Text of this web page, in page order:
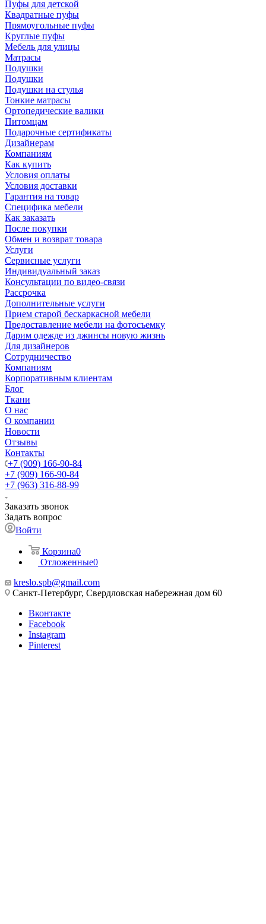
Пуфы для детской
Квадратные пуфы
Прямоугольные пуфы
Круглые пуфы
Мебель для улицы
Матрасы
Подушки
Подушки
Подушки на стулья
Тонкие матрасы
Ортопедические валики
Питомцам
Подарочные сертификаты
Дизайнерам
Компаниям
Как купить
Условия оплаты
Условия доставки
Гарантия на товар
Специфика мебели
Как заказать
После покупки
Обмен и возврат товара
Услуги
Сервисные услуги
Индивидуальный заказ
Консультации по видео-связи
Рассрочка
Дополнительные услуги
Прием старой бескаркасной мебели
Предоставление мебели на фотосъемку
Дарим одежде из джинсы новую жизнь
Для дизайнеров
Сотрудничество
Компаниям
Корпоративным клиентам
Блог
Ткани
О нас
О компании
Новости
Отзывы
Контакты
+7 (909) 166-90-84
+7 (909) 166-90-84
+7 (963) 316-88-99
Заказать звонок
Задать вопрос
Войти
Корзина0
Отложенные0
kreslo.spb@gmail.com
Санкт-Петербург, Свердловская набережная дом 60
Вконтакте
Facebook
Instagram
Pinterest